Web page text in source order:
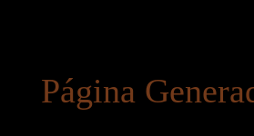
Página